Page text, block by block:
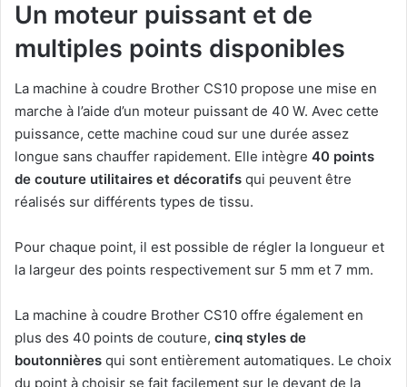
Un moteur puissant et de
multiples points disponibles
La machine à coudre Brother CS10 propose une mise en
marche à l’aide d’un moteur puissant de 40 W. Avec cette
puissance, cette machine coud sur une durée assez
longue sans chauffer rapidement. Elle intègre 40 points
de couture utilitaires et décoratifs qui peuvent être
réalisés sur différents types de tissu.
Pour chaque point, il est possible de régler la longueur et
la largeur des points respectivement sur 5 mm et 7 mm.
La machine à coudre Brother CS10 offre également en
plus des 40 points de couture, cinq styles de
boutonnières qui sont entièrement automatiques. Le choix
du point à choisir se fait facilement sur le devant de la